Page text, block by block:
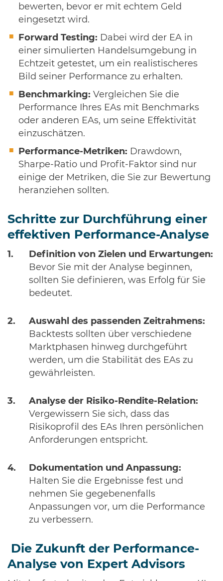
bewerten, bevor er mit echtem Geld
eingesetzt wird.
Forward Testing: Dabei wird der EA in
einer simulierten Handelsumgebung in
Echtzeit getestet, um ein realistischeres
Bild seiner Performance zu erhalten.
Benchmarking: Vergleichen Sie die
Performance Ihres EAs mit Benchmarks
oder anderen EAs, um seine Effektivität
einzuschätzen.
Performance-Metriken: Drawdown,
Sharpe-Ratio und Profit-Faktor sind nur
einige der Metriken, die Sie zur Bewertung
heranziehen sollten.
Schritte zur Durchführung einer
effektiven Performance-Analyse
Definition von Zielen und Erwartungen:
Bevor Sie mit der Analyse beginnen,
sollten Sie definieren, was Erfolg für Sie
bedeutet.
Auswahl des passenden Zeitrahmens:
Backtests sollten über verschiedene
Marktphasen hinweg durchgeführt
werden, um die Stabilität des EAs zu
gewährleisten.
Analyse der Risiko-Rendite-Relation:
Vergewissern Sie sich, dass das
Risikoprofil des EAs Ihren persönlichen
Anforderungen entspricht.
Dokumentation und Anpassung:
Halten Sie die Ergebnisse fest und
nehmen Sie gegebenenfalls
Anpassungen vor, um die Performance
zu verbessern.
Die Zukunft der Performance-
Analyse von Expert Advisors